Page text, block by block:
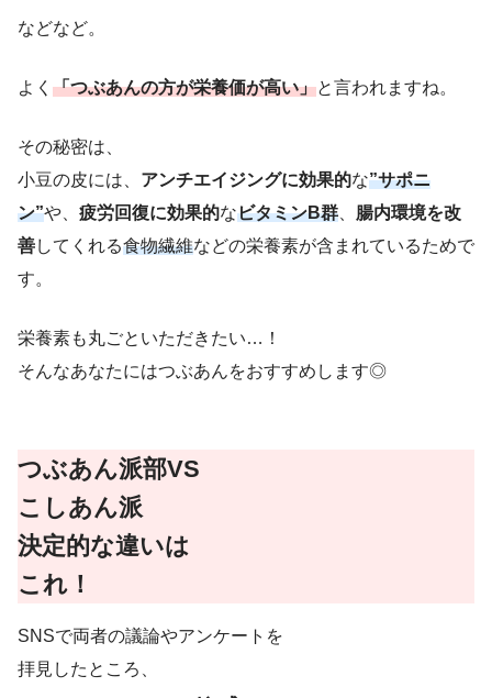
などなど。
よく 「つぶあんの方が栄養価が高い」と言われますね。
その秘密は、
小豆の皮には、 アンチエイジングに効果的な”サポニ
ン”や、 疲労回復に効果的なビタミンB群
腸内環境を改
善してくれる食物繊維などの栄養素が含まれているためで
す。
栄養素も丸ごといただきたい…！
そんなあなたにはつぶあんをおすすめします◎
つぶあん派部VS
こしあん派
決定的な違いは
これ！
SNSで両者の議論やアンケートを
拝見したところ、